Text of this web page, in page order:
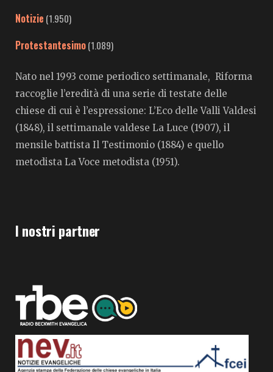
Notizie (1.950)
Protestantesimo(1.089)
Nato nel 1993 come periodico settimanale, Riforma
raccoglie l’eredità di una serie di testate delle
chiese di cui è l’espressione: L’Eco delle Valli Valdesi
(1848), il settimanale valdese La Luce (1907), il
mensile battista Il Testimonio (1884) e quello
metodista La Voce metodista (1951).
I nostri partner